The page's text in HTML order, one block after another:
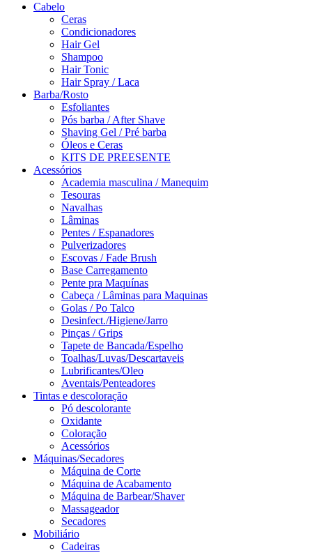
Cabelo
Ceras
Condicionadores
Hair Gel
Shampoo
Hair Tonic
Hair Spray / Laca
Barba/Rosto
Esfoliantes
Pós barba / After Shave
Shaving Gel / Pré barba
Óleos e Ceras
KITS DE PREESENTE
Acessórios
Academia masculina / Manequim
Tesouras
Navalhas
Lâminas
Pentes / Espanadores
Pulverizadores
Escovas / Fade Brush
Base Carregamento
Pente pra Maquínas
Cabeça / Lâminas para Maquinas
Golas / Po Talco
Desinfect./Higiene/Jarro
Pinças / Grips
Tapete de Bancada/Espelho
Toalhas/Luvas/Descartaveis
Lubrificantes/Oleo
Aventais/Penteadores
Tintas e descoloração
Pó descolorante
Oxidante
Coloração
Acessórios
Máquinas/Secadores
Máquina de Corte
Máquina de Acabamento
Máquina de Barbear/Shaver
Massageador
Secadores
Mobiliário
Cadeiras